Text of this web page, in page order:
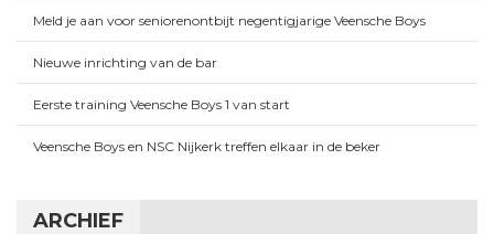
Meld je aan voor seniorenontbijt negentigjarige Veensche Boys
Nieuwe inrichting van de bar
Eerste training Veensche Boys 1 van start
Veensche Boys en NSC Nijkerk treffen elkaar in de beker
ARCHIEF